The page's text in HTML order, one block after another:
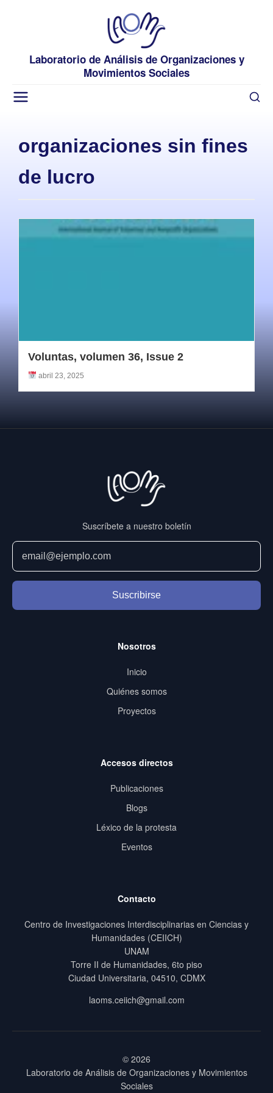
Laboratorio de Análisis de Organizaciones y
Movimientos Sociales
organizaciones sin fines
de lucro
Voluntas, volumen 36, Issue 2
abril 23, 2025
Suscríbete a nuestro boletín
Suscribirse
Nosotros
Inicio
Quiénes somos
Proyectos
Accesos directos
Publicaciones
Blogs
Léxico de la protesta
Eventos
Contacto
Centro de Investigaciones Interdisciplinarias en Ciencias y
Humanidades (CEIICH)
UNAM
Torre II de Humanidades, 6to piso
Ciudad Universitaria, 04510, CDMX
laoms.ceiich@gmail.com
© 2026
Laboratorio de Análisis de Organizaciones y Movimientos
Sociales